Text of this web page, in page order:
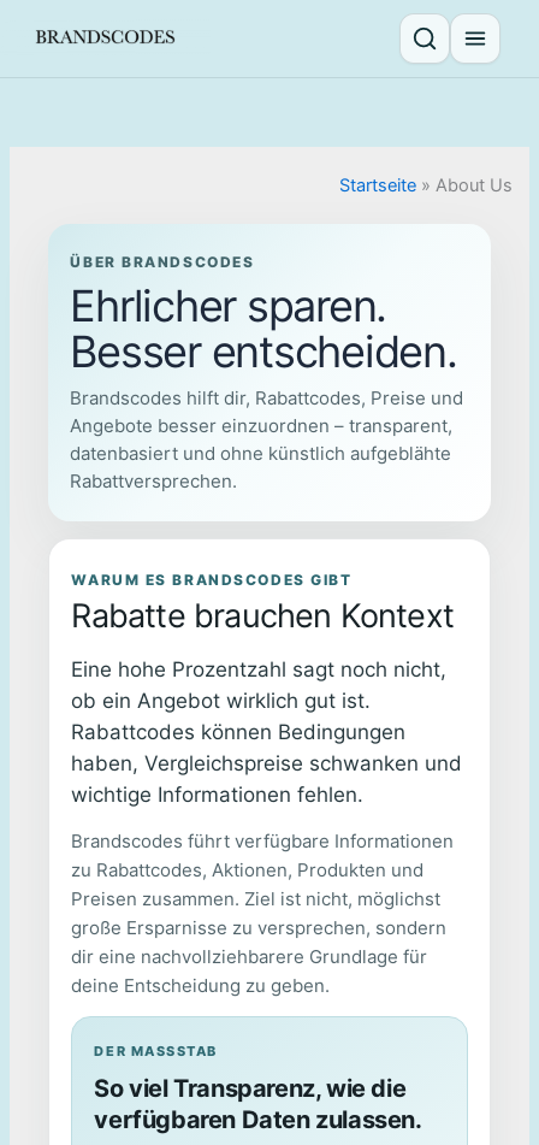
Suche öffnen
Menü
Startseite» About Us
ÜBER BRANDSCODES
Ehrlicher sparen.
Besser entscheiden.
Brandscodes hilft dir, Rabattcodes, Preise und
Angebote besser einzuordnen – transparent,
datenbasiert und ohne künstlich aufgeblähte
Rabattversprechen.
WARUM ES BRANDSCODES GIBT
Rabatte brauchen Kontext
Eine hohe Prozentzahl sagt noch nicht,
ob ein Angebot wirklich gut ist.
Rabattcodes können Bedingungen
haben, Vergleichspreise schwanken und
wichtige Informationen fehlen.
Brandscodes führt verfügbare Informationen
zu Rabattcodes, Aktionen, Produkten und
Preisen zusammen. Ziel ist nicht, möglichst
große Ersparnisse zu versprechen, sondern
dir eine nachvollziehbarere Grundlage für
deine Entscheidung zu geben.
DER MASSSTAB
So viel Transparenz, wie die
verfügbaren Daten zulassen.